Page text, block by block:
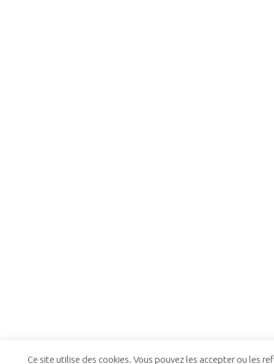
Ce site utilise des cookies. Vous pouvez les accepter ou les